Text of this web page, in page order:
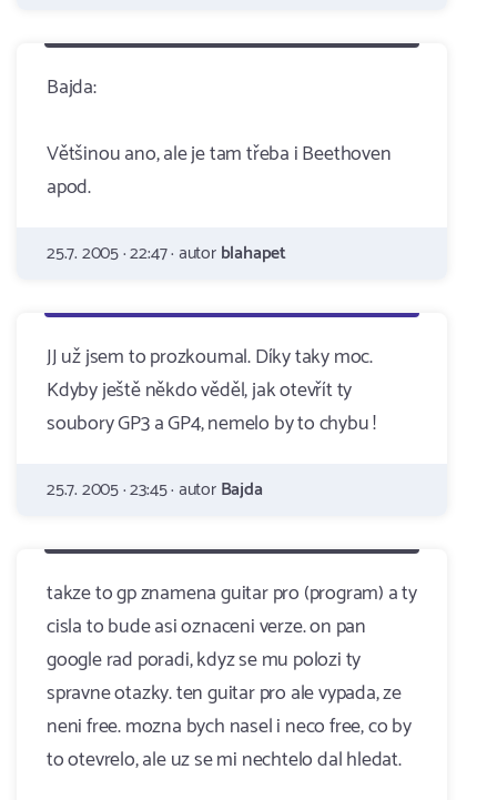
Bajda:
Většinou ano, ale je tam třeba i Beethoven
apod.
25.7. 2005 · 22:47 · autorblahapet
JJ už jsem to prozkoumal. Díky taky moc.
Kdyby ještě někdo věděl, jak otevřít ty
soubory GP3 a GP4, nemelo by to chybu !
25.7. 2005 · 23:45 · autorBajda
takze to gp znamena guitar pro (program) a ty
cisla to bude asi oznaceni verze. on pan
google rad poradi, kdyz se mu polozi ty
spravne otazky. ten guitar pro ale vypada, ze
neni free. mozna bych nasel i neco free, co by
to otevrelo, ale uz se mi nechtelo dal hledat.